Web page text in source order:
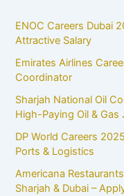
ENOC Careers Dubai
Attractive Salary
Emirates Airlines
Coordinator
Sharjah National Oil
High-Paying Oil & Gas
DP World Careers
Ports & Logistics
Americana
Sharjah & Dubai –